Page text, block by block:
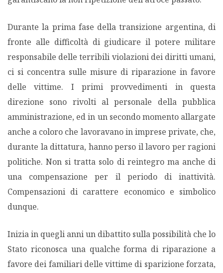
Durante la prima fase della transizione argentina, di
fronte alle difficoltà di giudicare il potere militare
responsabile delle terribili violazioni dei diritti umani,
ci si concentra sulle misure di riparazione in favore
delle vittime. I primi provvedimenti in questa
direzione sono rivolti al personale della pubblica
amministrazione, ed in un secondo momento allargate
anche a coloro che lavoravano in imprese private, che,
durante la dittatura, hanno perso il lavoro per ragioni
politiche. Non si tratta solo di reintegro ma anche di
una compensazione per il periodo di inattività.
Compensazioni di carattere economico e simbolico
dunque.
Inizia in quegli anni un dibattito sulla possibilità che lo
Stato riconosca una qualche forma di riparazione a
favore dei familiari delle vittime di sparizione forzata,